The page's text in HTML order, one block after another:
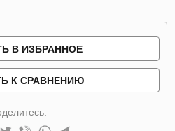
В ИЗБРАННОЕ
К СРАВНЕНИЮ